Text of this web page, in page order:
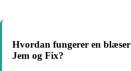
Hvordan fungerer en
Jem og Fix?